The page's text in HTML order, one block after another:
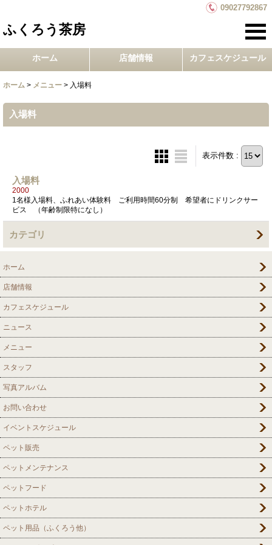
09027792867
ふくろう茶房
ホーム 店舗情報 カフェスケジュール
ホーム > メニュー > 入場料
入場料
表示件数 :
入場料
2000
1名様入場料、ふれあい体験料 ご利用時間60分制 希望者にドリンクサー
ビス （年齢制限特になし）
カテゴリ
ホーム
店舗情報
カフェスケジュール
ニュース
メニュー
スタッフ
写真アルバム
お問い合わせ
イベントスケジュール
ペット販売
ペットメンテナンス
ペットフード
ペットホテル
ペット用品（ふくろう他）